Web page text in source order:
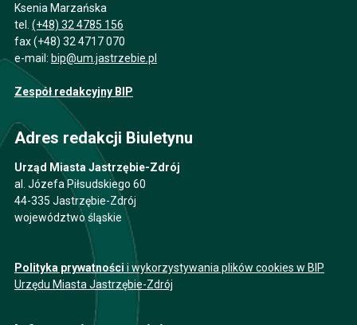
Ksenia Marzańska
tel. (+48) 32 4785 156
fax (+48) 32 4717 070
e-mail: bip@um.jastrzebie.pl
Zespół redakcyjny BIP
Adres redakcji Biuletynu
Urząd Miasta Jastrzębie-Zdrój
al. Józefa Piłsudskiego 60
44-335 Jastrzębie-Zdrój
województwo śląskie
Polityka prywatności i wykorzystywania plików cookies w BIP
Urzędu Miasta Jastrzębie-Zdrój